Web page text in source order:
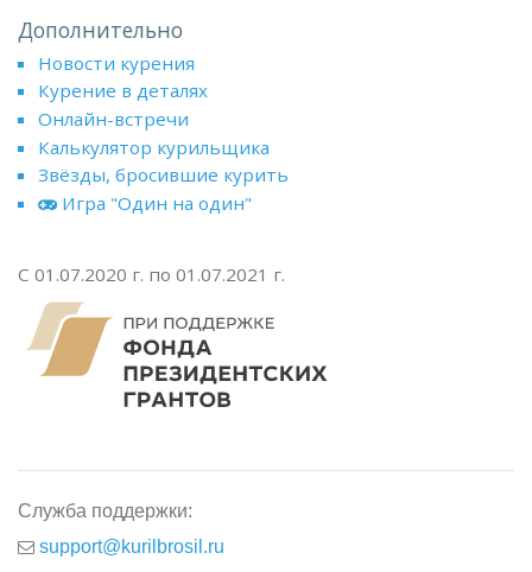
Дополнительно
Новости курения
Курение в деталях
Онлайн-встречи
Калькулятор курильщика
Звёзды, бросившие курить
Игра "Один на один"
С 01.07.2020 г. по 01.07.2021 г.
Служба поддержки:
support@kurilbrosil.ru